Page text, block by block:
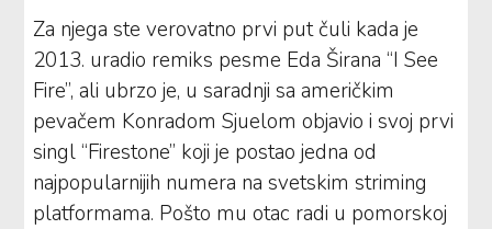
Za njega ste verovatno prvi put čuli kada je
2013. uradio remiks pesme Eda Širana “I See
Fire”, ali ubrzo je, u saradnji sa američkim
pevačem Konradom Sjuelom objavio i svoj prvi
singl “Firestone” koji je postao jedna od
najpopularnijih numera na svetskim striming
platformama. Pošto mu otac radi u pomorskoj